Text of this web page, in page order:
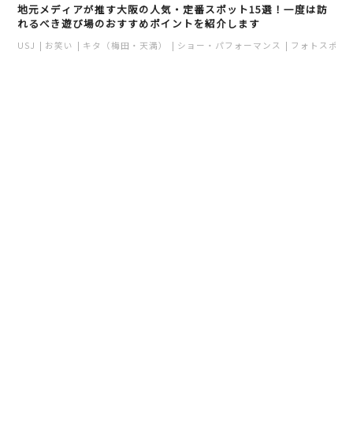
地元メディアが推す大阪の人気・定番スポット15選！一度は訪
れるべき遊び場のおすすめポイントを紹介します
USJ お笑い キタ（梅田・天満） ショー・パフォーマンス フォトスポッ